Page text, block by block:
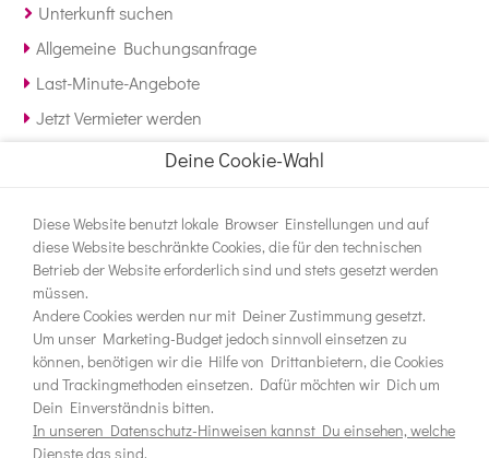
Unterkunft suchen
Allgemeine Buchungsanfrage
Last-Minute-Angebote
Jetzt Vermieter werden
Deine Cookie-Wahl
Diese Website benutzt lokale Browser Einstellungen und auf
diese Website beschränkte Cookies, die für den technischen
Betrieb der Website erforderlich sind und stets gesetzt werden
müssen.
Andere Cookies werden nur mit Deiner Zustimmung gesetzt.
Um unser Marketing-Budget jedoch sinnvoll einsetzen zu
können, benötigen wir die Hilfe von Drittanbietern, die Cookies
und Trackingmethoden einsetzen. Dafür möchten wir Dich um
Dein Einverständnis bitten.
In unseren Datenschutz-Hinweisen kannst Du einsehen, welche
Dienste das sind.
Bleiben Sie auf dem Laufenden und abonnieren Sie
unseren Newsletter.